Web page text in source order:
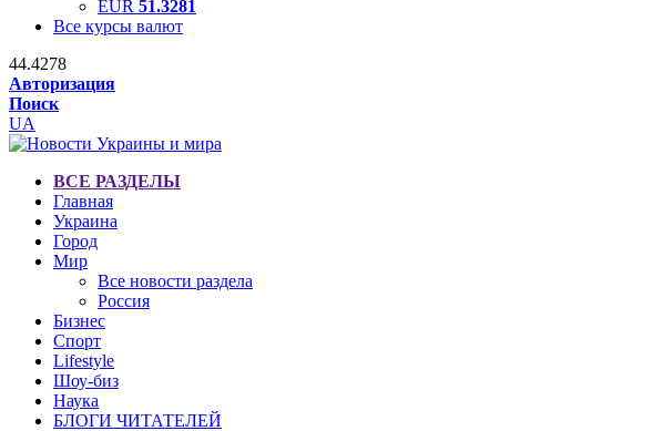
EUR 51.3281
Все курсы валют
44.4278
Авторизация
Поиск
UA
ВСЕ РАЗДЕЛЫ
Главная
Украина
Город
Мир
Все новости раздела
Россия
Бизнес
Спорт
Lifestyle
Шоу-биз
Наука
БЛОГИ ЧИТАТЕЛЕЙ